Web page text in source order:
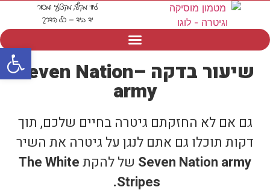
פתח
ליווי מקיף, מקצועי ומסור
יד ביד – כל הדרך
שיעור בדקה –Seven Nation
army
גם אם לא החזקתם גיטרה בחיים שלכם, תוך
דקות תוכלו גם אתם לנגן על גיטרה את השיר
Seven Nation army של להקתThe White
Stripes
.